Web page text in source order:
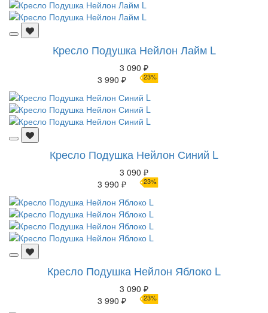
Кресло Подушка Нейлон Лайм L
3 090 ₽
3 990 ₽
23%
Кресло Подушка Нейлон Синий L
3 090 ₽
3 990 ₽
23%
Кресло Подушка Нейлон Яблоко L
3 090 ₽
3 990 ₽
23%